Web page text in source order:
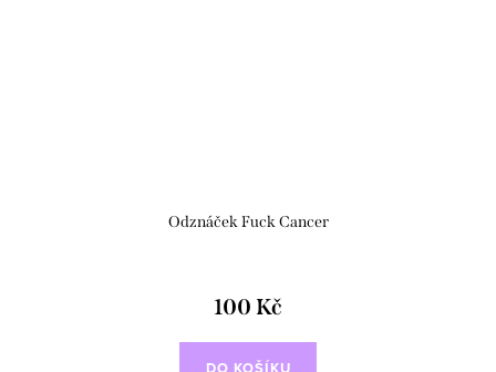
Odznáček Fuck Cancer
100 Kč